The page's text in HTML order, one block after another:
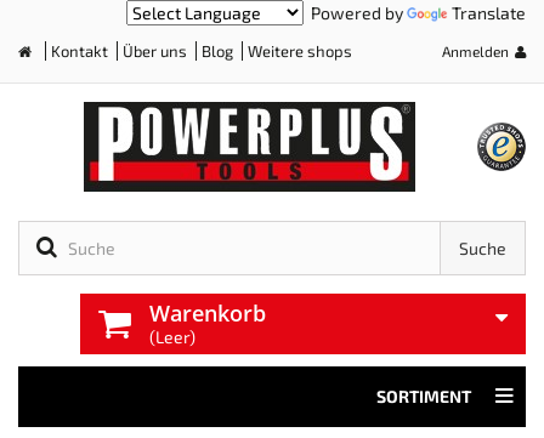
Powered by Translate
Kontakt Über uns Blog Weitere shops Anmelden
Suche
Warenkorb
(Leer)
SORTIMENT